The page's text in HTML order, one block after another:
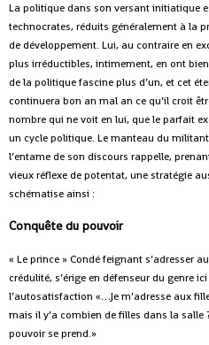
La politique dans son versant initiatique
technocrates, réduits généralement à la
de développement. Lui, au contraire en
plus irréductibles, intimement, en ont
de la politique fascine plus d’un, et cet
continuera bon an mal an ce qu’il croit
nombre qui ne voit en lui, que le parfait
un cycle politique. Le manteau du militant
l’entame de son discours rappelle,
vieux réflexe de potentat, une stratégie
schématise ainsi :
Conquête du pouvoir
« Le prince » Condé feignant s’adresser
crédulité, s’érige en défenseur du genre
l’autosatisfaction «…Je m’adresse aux
mais il y’a combien de filles dans la salle
pouvoir se prend.»